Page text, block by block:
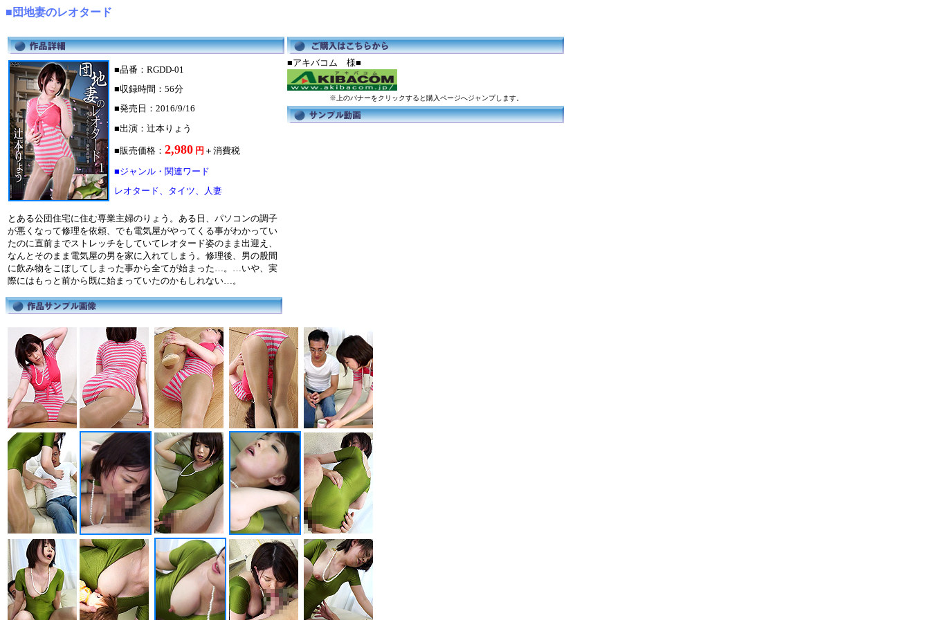
■団地妻のレオタード
■品番：RGDD-01
■収録時間：56分
■発売日：2016/9/16
■出演：辻本りょう
■販売価格： 2,980 円 ＋消費税
■ジャンル・関連ワード
レオタード、タイツ、人妻
とある公団住宅に住む専業主婦のりょう。ある日、パソコンの調子
が悪くなって修理を依頼、でも電気屋がやってくる事がわかってい
たのに直前までストレッチをしていてレオタード姿のまま出迎え、
なんとそのまま電気屋の男を家に入れてしまう。修理後、男の股間
に飲み物をこぼしてしまった事から全てが始まった…。…いや、実
際にはもっと前から既に始まっていたのかもしれない…。
■アキバコム 様■
※上のバナーをクリックすると購入ページへジャンプします。